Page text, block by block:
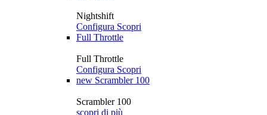
Nightshift
Configura Scopri
Full Throttle
Full Throttle
Configura Scopri
new Scrambler 100
Scrambler 100
scopri di più